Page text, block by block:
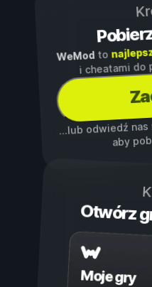
WeModto
i cheatami do
...lub odwiedź
aby
Otwórz
Moje gry